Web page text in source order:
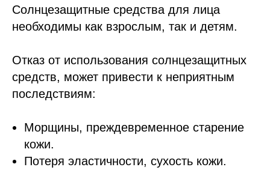
Солнцезащитные средства для лица
необходимы как взрослым, так и детям.
Отказ от использования солнцезащитных
средств, может привести к неприятным
последствиям:
Морщины, преждевременное старение
кожи.
Потеря эластичности, сухость кожи.